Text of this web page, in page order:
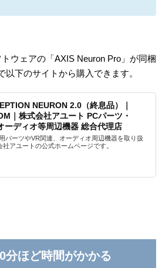
ウェアの「AXIS Neuron Pro」が同梱
以下のサイトから購入できます。
NEURON 2.0（終息品）｜
｜株式会社アユート PCパーツ・
ーディオ等周辺機器 総合代理店
パーツやVR関連、オーディオ周辺機器を取り扱
社アユートの公式ホームページです。
分ほど時間がかかる